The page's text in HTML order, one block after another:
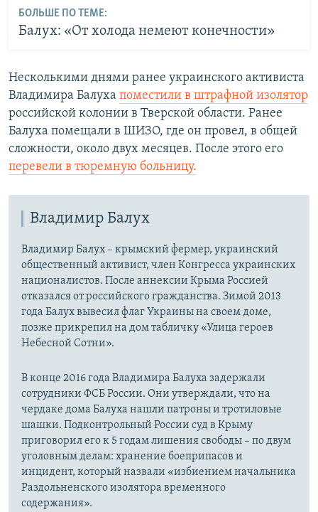
БОЛЬШЕ ПО ТЕМЕ:
Балух: «От холода немеют конечности»
Несколькими днями ранее украинского активиста
Владимира Балуха поместили в штрафной изолятор
российской колонии в Тверской области. Ранее
Балуха помещали в ШИЗО, где он провел, в общей
сложности, около двух месяцев. После этого его
перевели в тюремную больницу.
Владимир Балух
Владимир Балух – крымский фермер, украинский
общественный активист, член Конгресса украинских
националистов. После аннексии Крыма Россией
отказался от российского гражданства. Зимой 2013
года Балух вывесил флаг Украины на своем доме,
позже прикрепил на дом табличку «Улица героев
Небесной Сотни».
В конце 2016 года Владимира Балуха задержали
сотрудники ФСБ России. Они утверждали, что на
чердаке дома Балуха нашли патроны и тротиловые
шашки. Подконтрольный России суд в Крыму
приговорил его к 5 годам лишения свободы – по двум
уголовным делам: хранение боеприпасов и
инцидент, который назвали «избиением начальника
Раздольненского изолятора временного
содержания».